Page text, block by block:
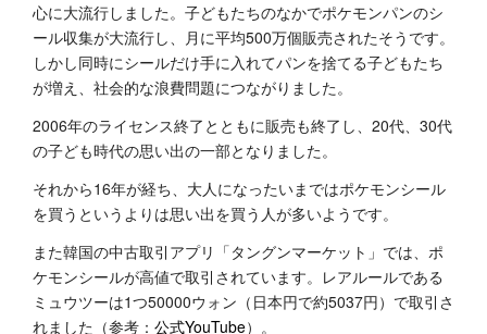
心に大流行しました。子どもたちのなかでポケモンパンのシ
ール収集が大流行し、月に平均500万個販売されたそうです。
しかし同時にシールだけ手に入れてパンを捨てる子どもたち
が増え、社会的な浪費問題につながりました。
2006年のライセンス終了とともに販売も終了し、20代、30代
の子ども時代の思い出の一部となりました。
それから16年が経ち、大人になったいまではポケモンシール
を買うというよりは思い出を買う人が多いようです。
また韓国の中古取引アプリ「タングンマーケット」では、ポ
ケモンシールが高値で取引されています。レアルールである
ミュウツーは1つ50000ウォン（日本円で約5037円）で取引さ
れました（参考： 公式YouTube）。